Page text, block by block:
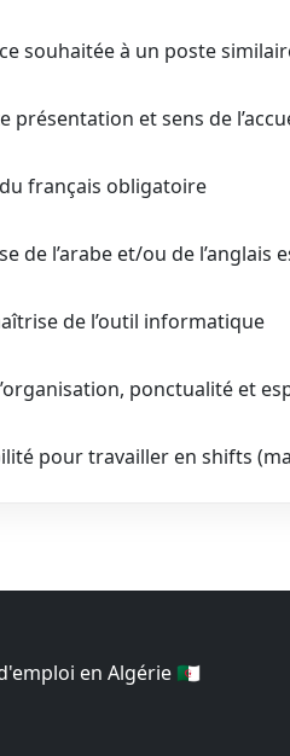
souhaitée à un poste
présentation et sens de
français obligatoire
de l’arabe et/ou de l’anglais
de l’outil informatique
ponctualité et
pour travailler en shifts
en Algérie 🇩🇿